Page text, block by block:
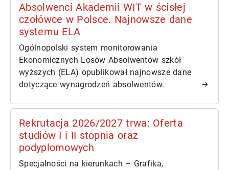
Absolwenci Akademii WIT w ścisłej
czołówce w Polsce. Najnowsze dane
systemu ELA
Ogólnopolski system monitorowania
Ekonomicznych Losów Absolwentów szkół
wyższych (ELA) opublikował najnowsze dane
dotyczące wynagrodzeń absolwentów.
Rekrutacja 2026/2027 trwa: Oferta
studiów I i II stopnia oraz
podyplomowych
Specjalności na kierunkach – Grafika,